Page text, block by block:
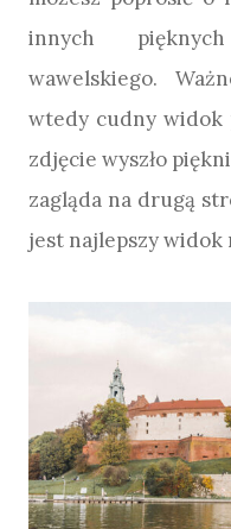
innych
wawelskiego.
wtedy cudny widok
zdjęcie wyszło
zagląda na drugą
jest najlepszy widok